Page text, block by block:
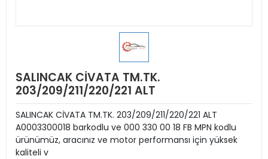
SALINCAK CİVATA TM.TK.
203/209/211/220/221 ALT
SALINCAK CİVATA TM.TK. 203/209/211/220/221 ALT
A0003300018 barkodlu ve 000 330 00 18 FB MPN kodlu
ürünümüz, aracınız ve motor performansı için yüksek
kaliteli v